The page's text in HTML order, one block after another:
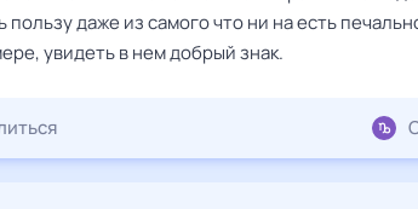
даже из самого что ни на есть
увидеть в нем добрый знак.